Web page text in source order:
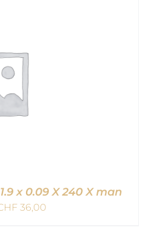
x 0.09 X 240 X man
36,00